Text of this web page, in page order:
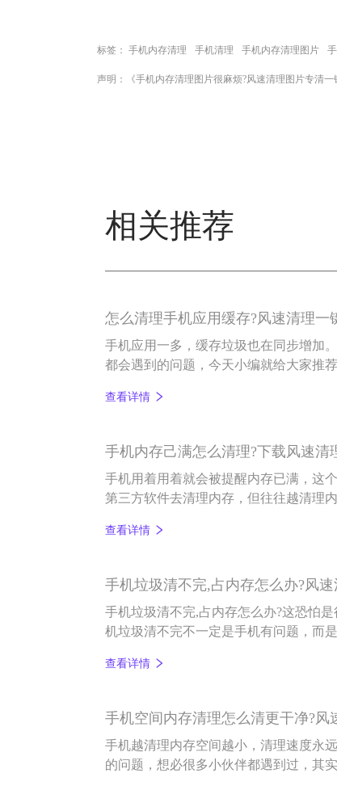
标签： 手机内存清理 手机清理 手机内存清理图片
声明：《手机内存清理图片很麻烦?风速清理图片专清
相关推荐
怎么清理手机应用缓存?风速清理一
手机应用一多，缓存垃圾也在同步增加
都会遇到的问题，今天小编就给大家推
查看详情
手机内存己满怎么清理?下载风速清
手机用着用着就会被提醒内存已满，这
第三方软件去清理内存，但往往越清理
查看详情
手机垃圾清不完,占内存怎么办?风速
手机垃圾清不完,占内存怎么办?这恐怕
机垃圾清不完不一定是手机有问题，而
查看详情
手机空间内存清理怎么清更干净?风
手机越清理内存空间越小，清理速度
的问题，想必很多小伙伴都遇到过，其